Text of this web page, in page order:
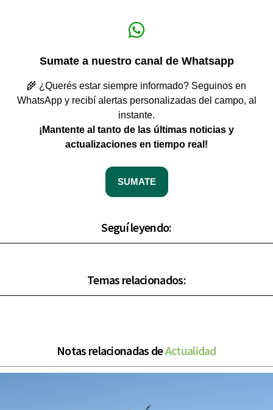
Sumate a nuestro canal de Whatsapp
🌾 ¿Querés estar siempre informado? Seguinos en
WhatsApp y recibí alertas personalizadas del campo, al
instante.
¡Mantente al tanto de las últimas noticias y
actualizaciones en tiempo real!
SUMATE
Seguí leyendo:
Temas relacionados:
Notas relacionadas deActualidad